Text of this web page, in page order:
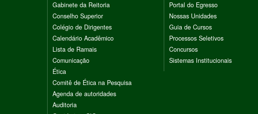
Gabinete da Reitoria
Conselho Superior
Colégio de Dirigentes
Calendário Acadêmico
Lista de Ramais
Comunicação
Ética
Comitê de Ética na Pesquisa
Agenda de autoridades
Auditoria
Portal do Egresso
Nossas Unidades
Guia de Cursos
Processos Seletivos
Concursos
Sistemas Institucionais